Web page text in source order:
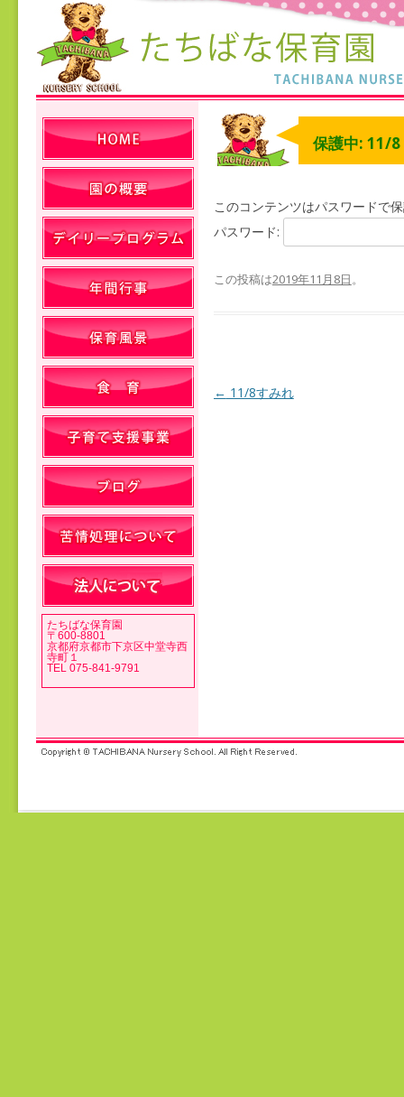
保護中: 11/8
このコンテンツはパスワードで
パスワード:
この投稿は2019年11月8日。
投稿ナビゲーション
← 11/8すみれ
たちばな保育園
〒600-8801
京都府京都市下京区中堂寺西
寺町１
TEL 075-841-9791